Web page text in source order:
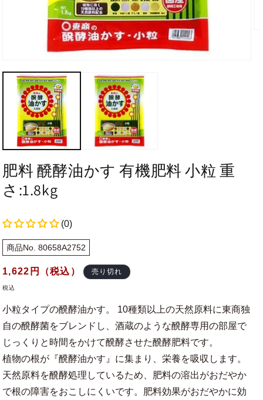
肥料 醗酵油かす 有機肥料 小粒 重
さ:1.8kg
(0)
商品No. 80658A2752
通
常
格
1,622 円（税込） 売り切れ
税込
小粒タイプの醗酵油かす。 10種類以上の天然原料に東商独
自の醗酵菌をブレンドし、酒蔵のような醗酵専用の部屋で
じっくりと時間をかけて醗酵させた醗酵肥料です。
植物の根が『醗酵油かす』に集まり、栄養を吸収します。
天然原料を醗酵処理しているため、肥料の溶出がおだやか
で根の障害をおこしにくいです。肥料効果がおだやかに効